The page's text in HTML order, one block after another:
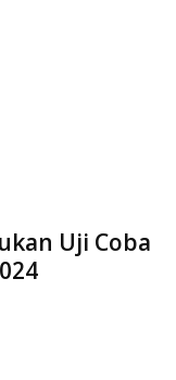
Uji Coba